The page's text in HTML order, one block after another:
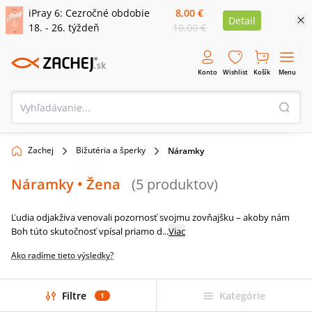
iPray 6: Cezročné obdobie
18. - 26. týždeň
8,00 €
10,00 €
Detail
Konto Wishlist Košík Menu
Zachej Bižutéria a šperky Náramky
Náramky • Žena (5 produktov)
Ľudia odjakživa venovali pozornosť svojmu zovňajšku – akoby nám
Boh túto skutočnosť vpísal priamo d...Viac
Ako radíme tieto výsledky?
Filtre 1 Kategórie